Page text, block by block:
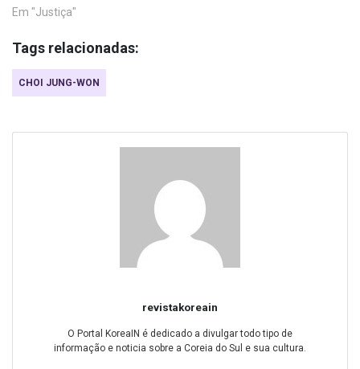
Em "Justiça"
Tags relacionadas:
CHOI JUNG-WON
revistakoreain
O Portal KoreaIN é dedicado a divulgar todo tipo de
informação e noticia sobre a Coreia do Sul e sua cultura.